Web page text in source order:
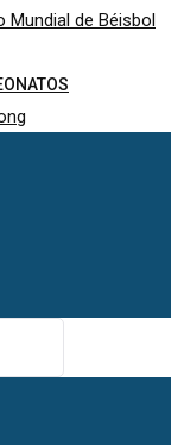
Mundial de Béisbol